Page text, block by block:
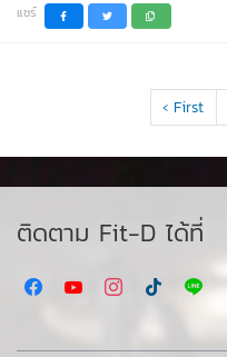
แชร์
‹ First
ติดตาม Fit-D ได้ที่